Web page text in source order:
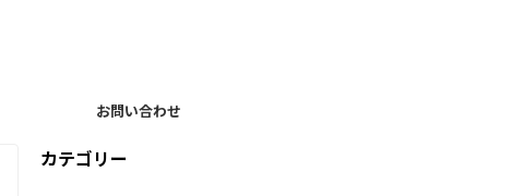
お問い合わせ
カテゴリー